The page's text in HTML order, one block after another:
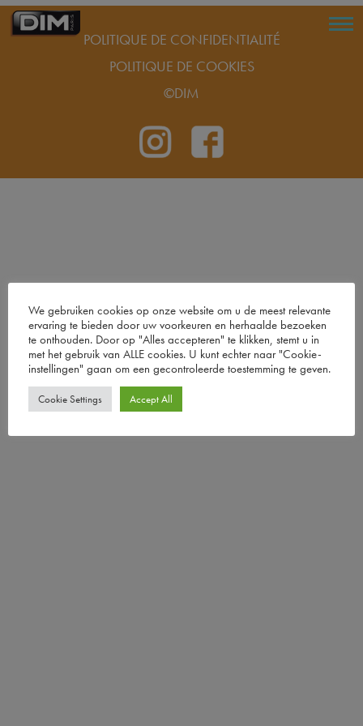
POLITIQUE DE CONFIDENTIALITÉ
POLITIQUE DE COOKIES
©DIM
We gebruiken cookies op onze website om u de meest relevante
ervaring te bieden door uw voorkeuren en herhaalde bezoeken
te onthouden. Door op "Alles accepteren" te klikken, stemt u in
met het gebruik van ALLE cookies. U kunt echter naar "Cookie-
instellingen" gaan om een ​​gecontroleerde toestemming te geven.
Cookie Settings Accept All